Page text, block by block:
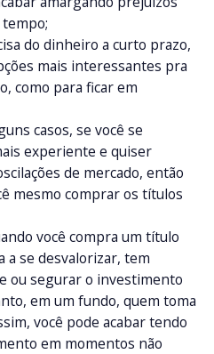
do dinheiro a curto prazo,
mais interessantes pra
como para ficar em
casos, se você se
experiente e quiser
de mercado, então
mesmo comprar os títulos
você compra um título
a se desvalorizar, tem
ou segurar o investimento
em um fundo, quem toma
você pode acabar tendo
em momentos não